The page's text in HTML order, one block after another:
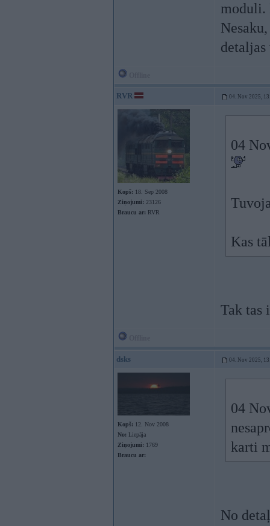
moduli.
RVR 04. Nov 2025,
Kopš: 18. Sep 2008
Ziņojumi: 23126
Braucu ar: RVR
04
Kas
Tak tas
dsks 04. Nov 2025,
Kopš: 12. Nov 2008
No: Liepāja
Ziņojumi: 1769
Braucu ar:
04
karti
No